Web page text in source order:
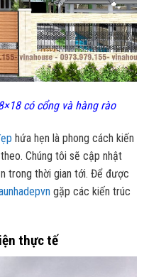
có cổng và hàng rào
hứa hẹn là phong cách kiến
Chúng tôi sẽ cập nhật
trong thời gian tới. Để được
gặp các kiến trúc
thực tế